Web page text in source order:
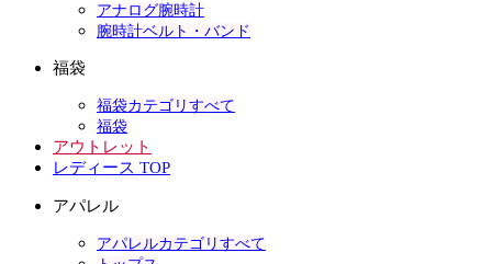
アナログ腕時計
腕時計ベルト・バンド
福袋
福袋カテゴリすべて
福袋
アウトレット
レディース TOP
アパレル
アパレルカテゴリすべて